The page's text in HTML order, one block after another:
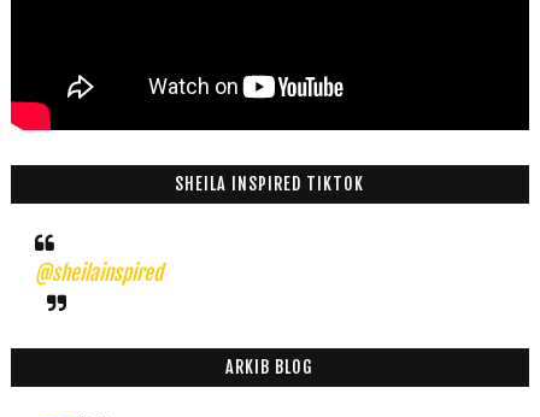
SHEILA INSPIRED TIKTOK
@sheilainspired
ARKIB BLOG